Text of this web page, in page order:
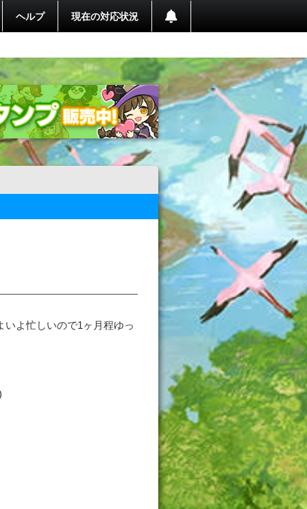
ヘルプ 現在の対応状況
いよ忙しいので1ヶ月程ゆっ